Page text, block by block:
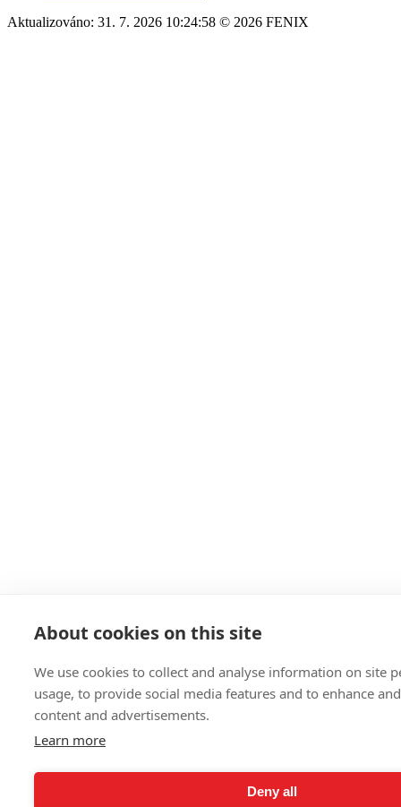
Aktualizováno: 31. 7. 2026 10:24:58 © 2026 FENIX
About cookies on this site
We use cookies to collect and analyse information on site
usage, to provide social media features and to enhance
content and advertisements.
Learn more
Deny all